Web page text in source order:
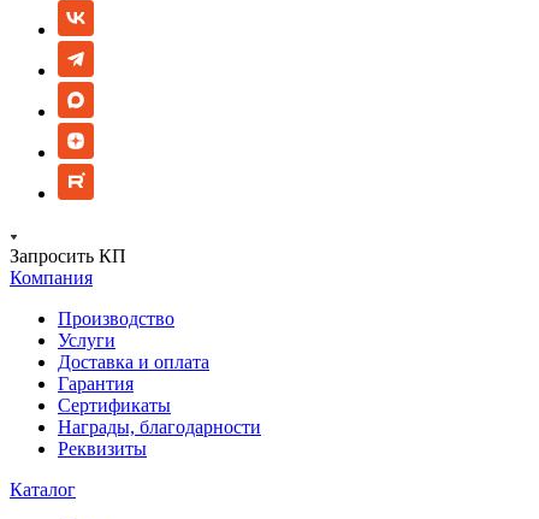
Запросить КП
Компания
Производство
Услуги
Доставка и оплата
Гарантия
Сертификаты
Награды, благодарности
Реквизиты
Каталог